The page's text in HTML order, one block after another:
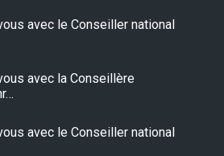
avec le Conseiller national
avec la Conseillère
avec le Conseiller national